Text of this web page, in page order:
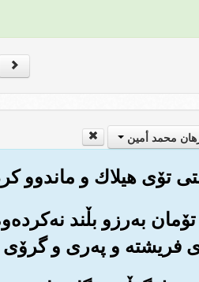
محمد أمين
تۆمان به‌رزو بڵند
فریشته و په‌ری و گرۆی